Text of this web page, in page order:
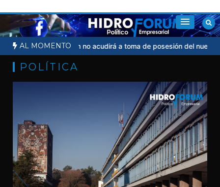
al
contenido
AL MOMENTO
Sheinbaum no acudirá a toma de posesión del nuevo
POLÍTICA